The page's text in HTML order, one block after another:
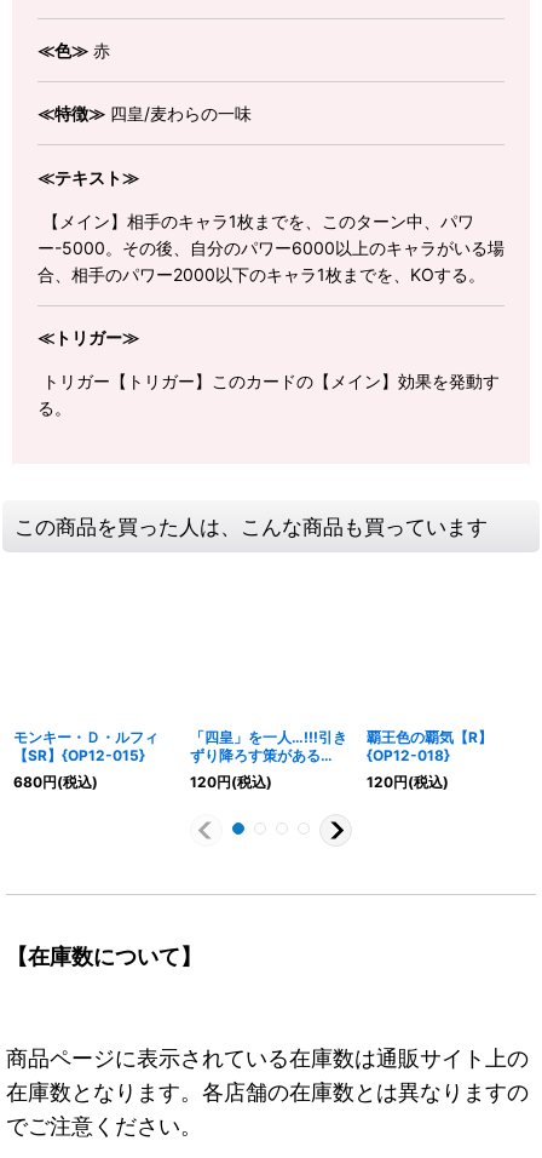
≪色≫ 赤
≪特徴≫ 四皇/麦わらの一味
≪テキスト≫
【メイン】相手のキャラ1枚までを、このターン中、パワ
ー-5000。その後、自分のパワー6000以上のキャラがいる場
合、相手のパワー2000以下のキャラ1枚までを、KOする。
≪トリガー≫
トリガー【トリガー】このカードの【メイン】効果を発動す
る。
この商品を買った人は、こんな商品も買っています
モンキー・Ｄ・ルフィ
【SR】{OP12-015}
680円(税込)
「四皇」を一人…!!!引き
ずり降ろす策がある
【UC】{OP14-019}
120円(税込)
覇王色の覇気【R】
{OP12-018}
120円(税込)
【在庫数について】
商品ページに表示されている在庫数は通販サイト上の
在庫数となります。各店舗の在庫数とは異なりますの
でご注意ください。